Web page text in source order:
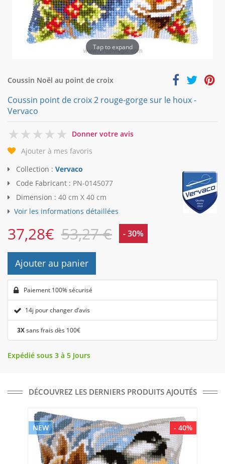
Tap to expand
Coussin Noël au point de croix
Coussin point de croix 2 rouge-gorge sur le houx -
Vervaco
0
Donner votre avis
Ajouter à mes favoris
Collection : Vervaco
Code Fabricant : PN-0145077
Dimension : 40 cm X 40 cm
Voir les informations détaillées
37,28€ 53,27 € - 30%
Ajouter au panier
Paiement 100% sécurisé
14j pour changer d’avis
3Xsans frais dès 100€
Expédié sous 3 à 5 Jours
DÉCOUVREZ LES DERNIERS PRODUITS AJOUTÉS
- 40%
NEW